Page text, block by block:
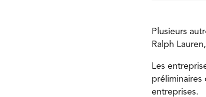
Plusieurs
Ralph
Les
préliminaires
entreprises.